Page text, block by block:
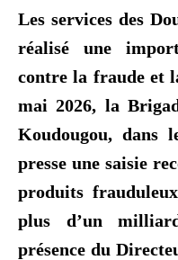
Les services des
réalisé une
contre la fraude et
mai 2026, la
Koudougou, dans
presse une saisie
produits
plus d’un
présence du